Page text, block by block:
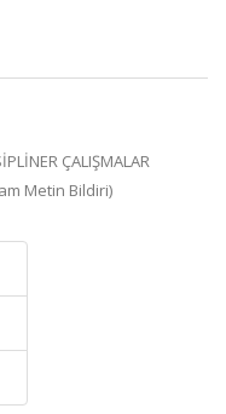
ÇALIŞMALAR
Metin Bildiri)